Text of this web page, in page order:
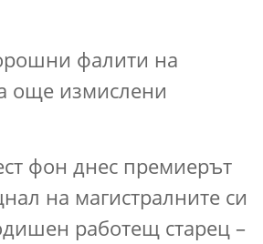
фалити на
още измислени
фон днес премиерът
на магистралните си
работещ старец –